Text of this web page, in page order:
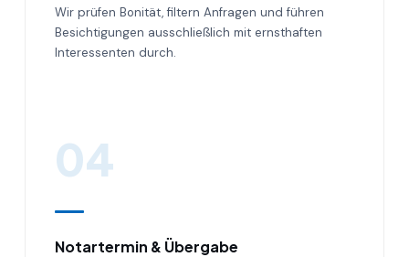
Wir prüfen Bonität, filtern Anfragen und führen
Besichtigungen ausschließlich mit ernsthaften
Interessenten durch.
04
Notartermin & Übergabe